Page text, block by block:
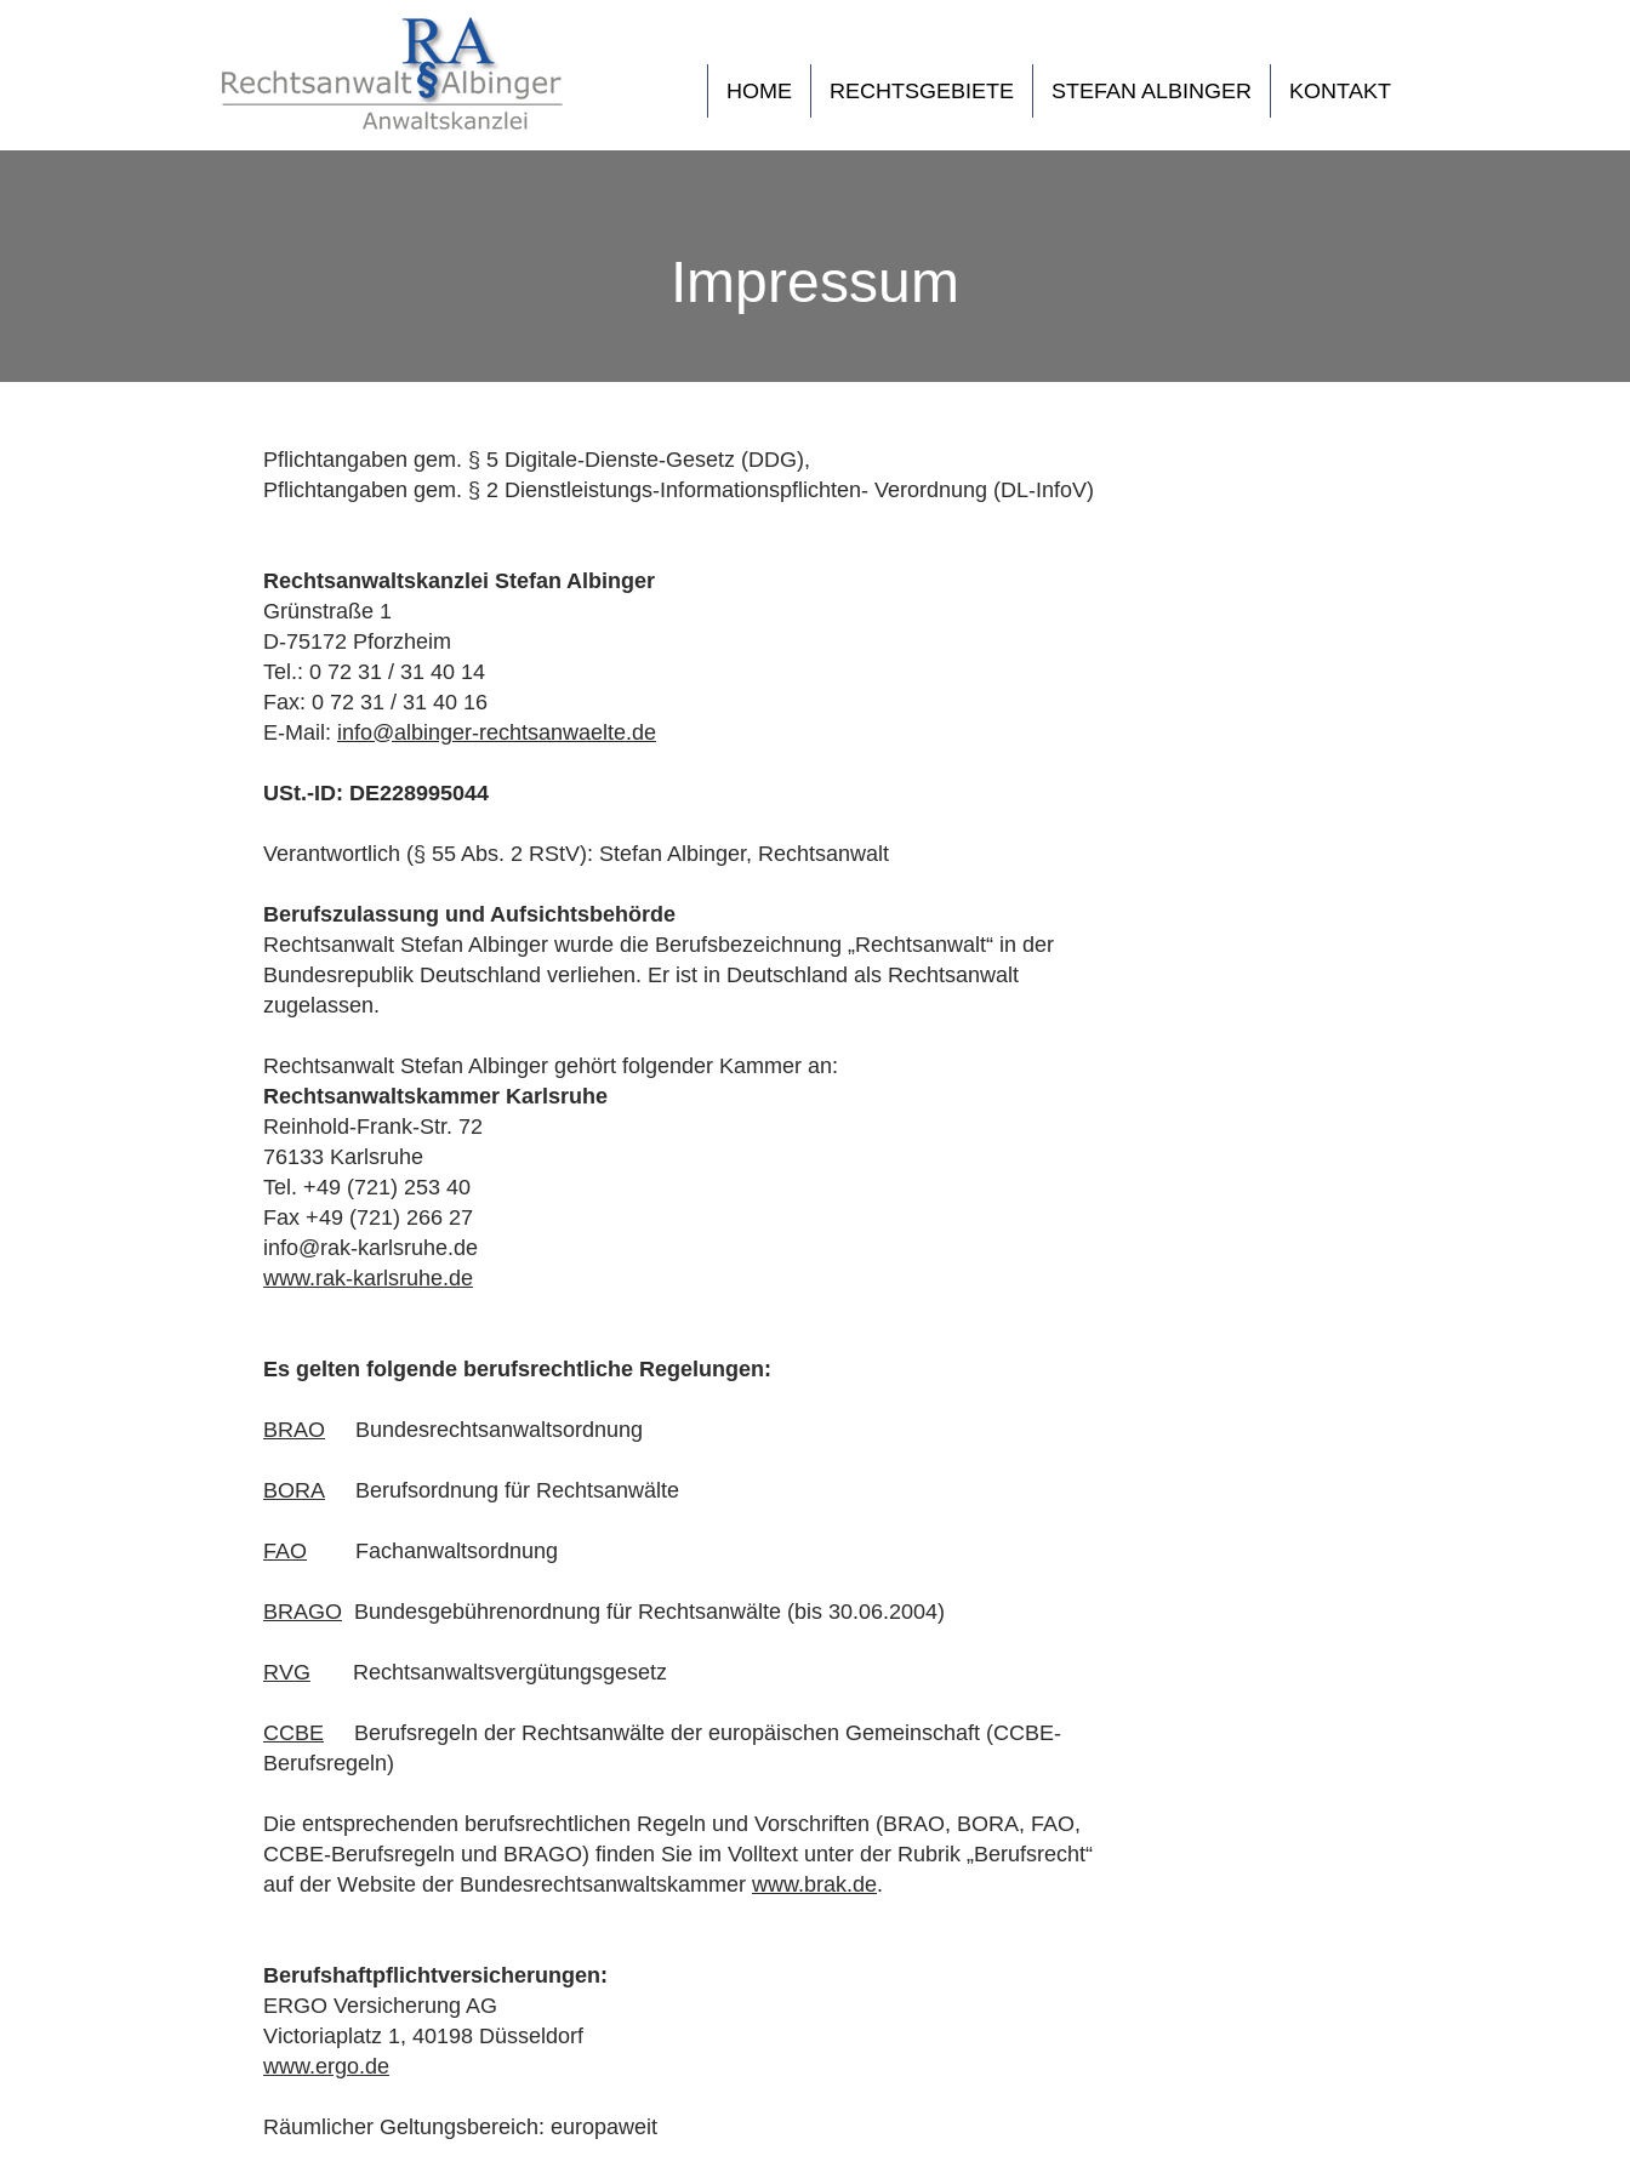
HOME RECHTSGEBIETE STEFAN ALBINGER KONTAKT
Impressum
Pflichtangaben gem. § 5 Digitale-Dienste-Gesetz (DDG),
Pflichtangaben gem. § 2 Dienstleistungs-Informationspflichten- Verordnung (DL-InfoV)
Rechtsanwaltskanzlei Stefan Albinger
Grünstraße 1
D-75172 Pforzheim
Tel.: 0 72 31 / 31 40 14
Fax: 0 72 31 / 31 40 16
E-Mail: info@albinger-rechtsanwaelte.de
USt.-ID: DE228995044
Verantwortlich (§ 55 Abs. 2 RStV): Stefan Albinger, Rechtsanwalt
Berufszulassung und Aufsichtsbehörde
Rechtsanwalt Stefan Albinger wurde die Berufsbezeichnung „Rechtsanwalt“ in der
Bundesrepublik Deutschland verliehen. Er ist in Deutschland als Rechtsanwalt
zugelassen.
Rechtsanwalt Stefan Albinger gehört folgender Kammer an:
Rechtsanwaltskammer Karlsruhe
Reinhold-Frank-Str. 72
76133 Karlsruhe
Tel. +49 (721) 253 40
Fax +49 (721) 266 27
info@rak-karlsruhe.de
www.rak-karlsruhe.de
Es gelten folgende berufsrechtliche Regelungen:
BRAO Bundesrechtsanwaltsordnung
BORA Berufsordnung für Rechtsanwälte
FAO Fachanwaltsordnung
BRAGO Bundesgebührenordnung für Rechtsanwälte (bis 30.06.2004)
RVG Rechtsanwaltsvergütungsgesetz
CCBE
Berufsregeln der Rechtsanwälte der europäischen Gemeinschaft (CCBE-
Berufsregeln)
Die entsprechenden berufsrechtlichen Regeln und Vorschriften (BRAO, BORA, FAO,
CCBE-Berufsregeln und BRAGO) finden Sie im Volltext unter der Rubrik „Berufsrecht“
auf der Website der Bundesrechtsanwaltskammer www.brak.de.
Berufshaftpflichtversicherungen:
ERGO Versicherung AG
Victoriaplatz 1, 40198 Düsseldorf
www.ergo.de
Räumlicher Geltungsbereich: europaweit